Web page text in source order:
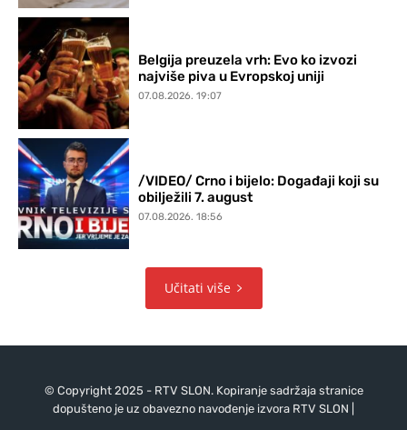
Belgija preuzela vrh: Evo ko izvozi
najviše piva u Evropskoj uniji
07.08.2026. 19:07
/VIDEO/ Crno i bijelo: Događaji koji su
obilježili 7. august
07.08.2026. 18:56
Učitati više
© Copyright 2025 - RTV SLON. Kopiranje sadržaja stranice
dopušteno je uz obavezno navođenje izvora RTV SLON |